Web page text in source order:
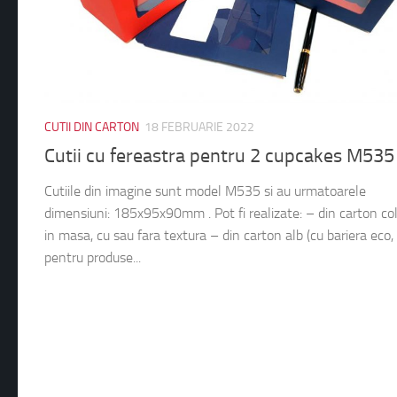
CUTII DIN CARTON 18 FEBRUARIE 2022
Cutii cu fereastra pentru 2 cupcakes M535
Cutiile din imagine sunt model M535 si au urmatoarele
dimensiuni: 185x95x90mm . Pot fi realizate: – din carton
in masa, cu sau fara textura – din carton alb (cu bariera eco,
pentru produse...